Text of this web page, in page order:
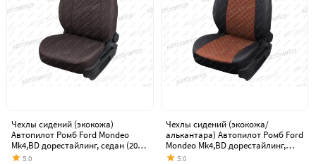
Чехлы сидений (экокожа)
Автопилот Ромб Ford Mondeo
Mk4,BD дорестайлинг, седан (2007-
2010)
5.0
Чехлы сидений (экокожа/
алькантара) Автопилот Ромб Ford
Mondeo Mk4,BD дорестайлинг,
седан (2007-2010)
5.0